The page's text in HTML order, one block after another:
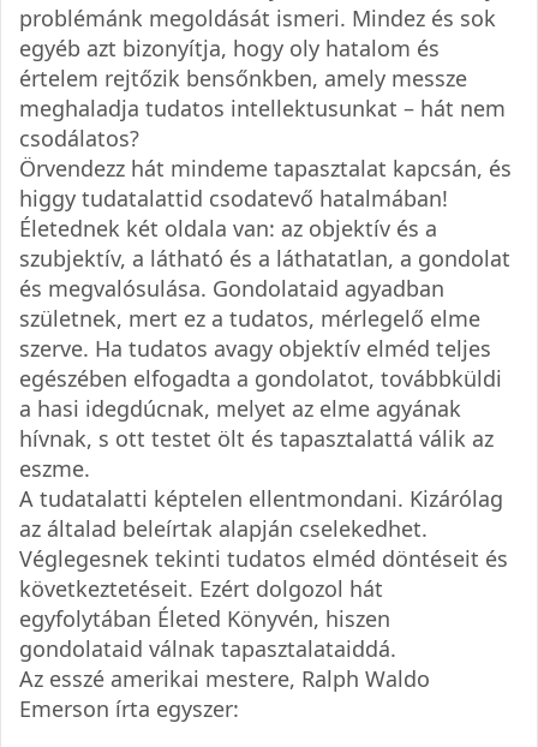
problémánk megoldását ismeri. Mindez és sok
egyéb azt bizonyítja, hogy oly hatalom és
értelem rejtőzik bensőnkben, amely messze
meghaladja tudatos intellektusunkat – hát nem
csodálatos?
Örvendezz hát mindeme tapasztalat kapcsán, és
higgy tudatalattid csodatevő hatalmában!
Életednek két oldala van: az objektív és a
szubjektív, a látható és a láthatatlan, a gondolat
és megvalósulása. Gondolataid agyadban
születnek, mert ez a tudatos, mérlegelő elme
szerve. Ha tudatos avagy objektív elméd teljes
egészében elfogadta a gondolatot, továbbküldi
a hasi idegdúcnak, melyet az elme agyának
hívnak, s ott testet ölt és tapasztalattá válik az
eszme.
A tudatalatti képtelen ellentmondani. Kizárólag
az általad beleírtak alapján cselekedhet.
Véglegesnek tekinti tudatos elméd döntéseit és
következtetéseit. Ezért dolgozol hát
egyfolytában Életed Könyvén, hiszen
gondolataid válnak tapasztalataiddá.
Az esszé amerikai mestere, Ralph Waldo
Emerson írta egyszer: